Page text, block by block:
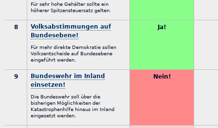
Für sehr hohe Gehälter sollte ein
höherer Spitzensteuersatz gelten.
8
Volksabstimmungen auf
Bundesebene!
Für mehr direkte Demokratie sollen
Volksentscheide auf Bundesebene
eingeführt werden.
Ja!
9
Bundeswehr im Inland
einsetzen!
Die Bundeswehr soll über die
bisherigen Möglichkeiten der
Katastrophenhilfe hinaus im Inland
eingesetzt werden.
Nein!